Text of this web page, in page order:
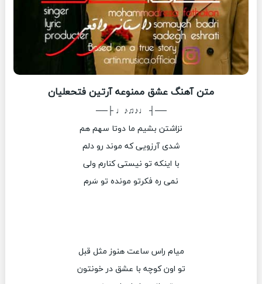
متن آهنگ عشق ممنوعه آرتین فتحعلیان
──┤ ♩♪♫♪♩ ├──
نزاشتن بشیم ما دوتا سهم هم
شدی آرزویی که موند رو دلم
با اینکه تو نیستی کنارم ولی
نمی ره فکرتو مونده تو سَرم
میام راس ساعت هنوز مثل قبل
تو اون کوچه با عشق در خونتون